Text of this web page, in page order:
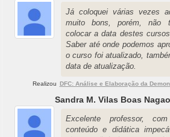
Já coloquei várias vezes
muito bons, porém, não
colocar a data destes
Saber até onde podemos
o curso foi atualizado,
data de atualização.
Realizou DFC: Análise e Elaboração da
Sandra M. Vilas Boas
Excelente professor,
conteúdo e didática